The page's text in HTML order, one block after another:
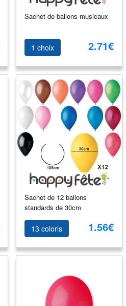
Sachet de ballons musicaux
1 choix 2.71€
Sachet de 12 ballons
standards de 30cm
13 coloris 1.56€